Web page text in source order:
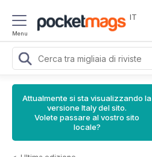
Menu
IT
Attualmente si sta visualizzando la
versione Italy del sito.
Volete passare al vostro sito
locale?